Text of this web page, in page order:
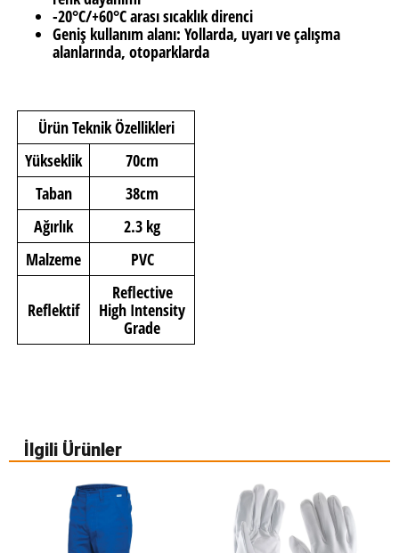
-20°C/+60°C arası sıcaklık direnci
Geniş kullanım alanı: Yollarda, uyarı ve çalışma
alanlarında, otoparklarda
Ürün Teknik Özellikleri
Yükseklik
70cm
Taban
38cm
Ağırlık
2.3 kg
Malzeme
PVC
Reflektif
Reflective
High Intensity
Grade
İlgili Ürünler